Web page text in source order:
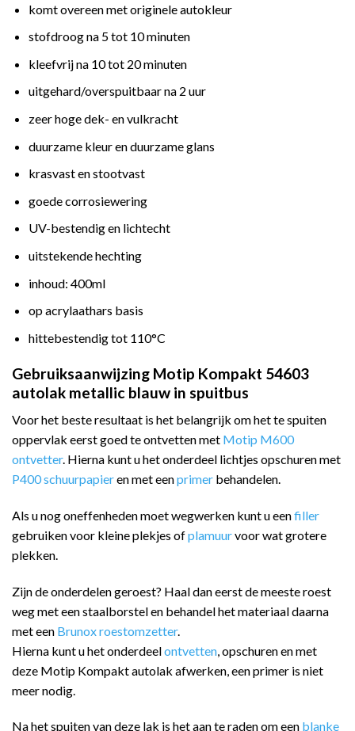
komt overeen met originele autokleur
stofdroog na 5 tot 10 minuten
kleefvrij na 10 tot 20 minuten
uitgehard/overspuitbaar na 2 uur
zeer hoge dek- en vulkracht
duurzame kleur en duurzame glans
krasvast en stootvast
goede corrosiewering
UV-bestendig en lichtecht
uitstekende hechting
inhoud: 400ml
op acrylaathars basis
hittebestendig tot 110°C
Gebruiksaanwijzing Motip Kompakt 54603
autolak metallic blauw in spuitbus
Voor het beste resultaat is het belangrijk om het te spuiten
oppervlak eerst goed te ontvetten met Motip M600
ontvetter. Hierna kunt u het onderdeel lichtjes opschuren met
P400 schuurpapieren met eenprimer behandelen.
Als u nog oneffenheden moet wegwerken kunt u eenfiller
gebruiken voor kleine plekjes ofplamuurvoor wat grotere
plekken.
Zijn de onderdelen geroest? Haal dan eerst de meeste roest
weg met een staalborstel en behandel het materiaal daarna
met een Brunox roestomzetter.
Hierna kunt u het onderdeelontvetten , opschuren en met
deze Motip Kompakt autolak afwerken, een primer is niet
meer nodig.
Na het spuiten van deze lak is het aan te raden om een blanke